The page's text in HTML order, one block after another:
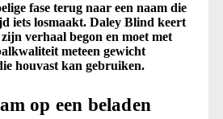
fase terug naar een naam die
iets losmaakt. Daley Blind keert
verhaal begon en moet met
meteen gewicht
houvast kan gebruiken.
op een beladen